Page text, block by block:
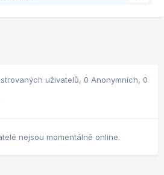
uživatelů, 0 Anonymních, 0
nejsou momentálně online.